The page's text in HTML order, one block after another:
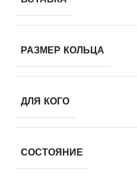
РАЗМЕР КОЛЬЦА
ДЛЯ КОГО
СОСТОЯНИЕ